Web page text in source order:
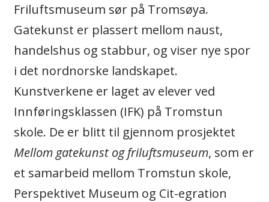
Friluftsmuseum sør på Tromsøya.
Gatekunst er plassert mellom naust,
handelshus og stabbur, og viser nye spor
i det nordnorske landskapet.
Kunstverkene er laget av elever ved
Innføringsklassen (IFK) på Tromstun
skole. De er blitt til gjennom prosjektet
Mellom gatekunst og friluftsmuseum, som er
et samarbeid mellom Tromstun skole,
Perspektivet Museum og Cit-egration